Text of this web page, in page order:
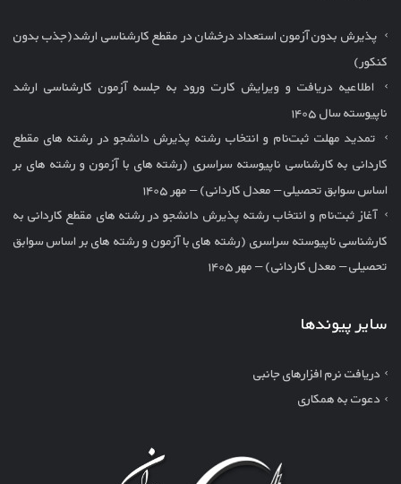
پذیرش بدون آزمون استعداد درخشان در مقطع کارشناسی ارشد(جذب بدون
کنکور)
اطلاعیه دریافت و ویرایش کارت ورود به جلسه آزمون کارشناسی ارشد
ناپیوسته سال ۱۴۰۵
تمدید مهلت ثبت‌نام و انتخاب رشته پذیرش دانشجو در رشته های مقطع
کاردانی به کارشناسی ناپیوسته سراسری (رشته های با آزمون و رشته های بر
اساس سوابق تحصیلی – معدل کاردانی) – مهر ۱۴۰۵
آغاز ثبت‌نام و انتخاب رشته پذیرش دانشجو در رشته های مقطع کاردانی به
کارشناسی ناپیوسته سراسری (رشته های با آزمون و رشته های بر اساس سوابق
تحصیلی – معدل کاردانی) – مهر ۱۴۰۵
سایر پیوندها
دریافت نرم افزارهای جانبی
دعوت به همکاری